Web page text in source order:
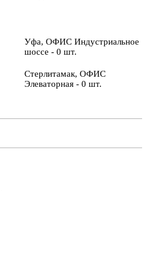
Уфа, ОФИС Индустриальное
шоссе - 0 шт.
Стерлитамак, ОФИС
Элеваторная - 0 шт.